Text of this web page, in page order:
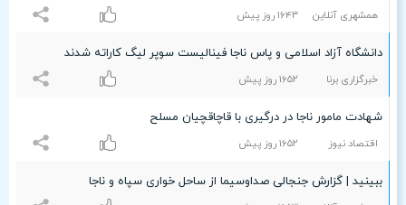
همشهری آنلاین ۱۶۴٣ روز پیش
دانشگاه آزاد اسلامی و پاس ناجا فینالیست سوپر لیگ‌ کاراته شدند
خبرگزاری برنا ۱۶۵۲ روز پیش
شهادت مامور ناجا در درگیری با قاچاقچیان مسلح
اقتصاد نیوز ۱۶۵۲ روز پیش
ببینید | گزارش جنجالی صداوسیما از ساحل خواری سپاه و ناجا